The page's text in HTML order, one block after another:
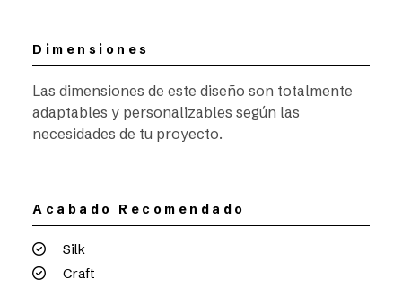
Dimensiones
Las dimensiones de este diseño son totalmente
adaptables y personalizables según las
necesidades de tu proyecto.
Acabado Recomendado
Silk
Craft